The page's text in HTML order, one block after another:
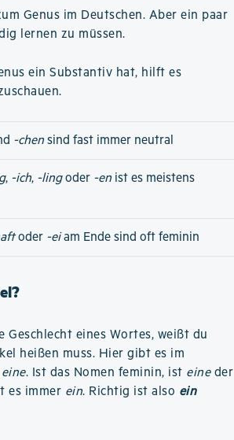
Genus im Deutschen. Aber ein paar
lernen zu müssen.
ein Substantiv hat, hilft es
-chensind fast immer neutral
, -ich, -lingoder -enist es meistens
oder -eiam Ende sind oft feminin
eines Wortes, weißt du
heißen muss. Hier gibt es im
eine. Ist das Nomen feminin, ist eineder
es immer ein. Richtig ist also ein